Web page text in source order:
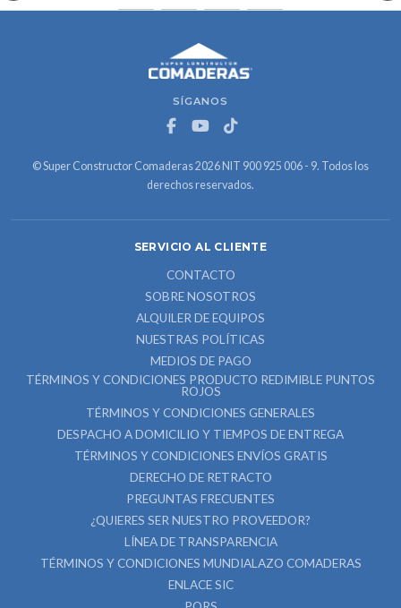
SÍGANOS
© Super Constructor Comaderas 2026 NIT 900 925 006 - 9. Todos los
derechos reservados.
SERVICIO AL CLIENTE
CONTACTO
SOBRE NOSOTROS
ALQUILER DE EQUIPOS
NUESTRAS POLÍTICAS
MEDIOS DE PAGO
TÉRMINOS Y CONDICIONES PRODUCTO REDIMIBLE PUNTOS
ROJOS
TÉRMINOS Y CONDICIONES GENERALES
DESPACHO A DOMICILIO Y TIEMPOS DE ENTREGA
TÉRMINOS Y CONDICIONES ENVÍOS GRATIS
DERECHO DE RETRACTO
PREGUNTAS FRECUENTES
¿QUIERES SER NUESTRO PROVEEDOR?
LÍNEA DE TRANSPARENCIA
TÉRMINOS Y CONDICIONES MUNDIALAZO COMADERAS
ENLACE SIC